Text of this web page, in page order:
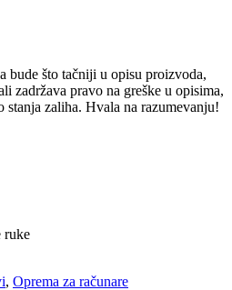
što tačniji u opisu proizvoda,
zadržava pravo na greške u opisima,
stanja zaliha. Hvala na razumevanju!
ruke
, Oprema za računare